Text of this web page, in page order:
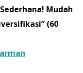
Mudah
(60